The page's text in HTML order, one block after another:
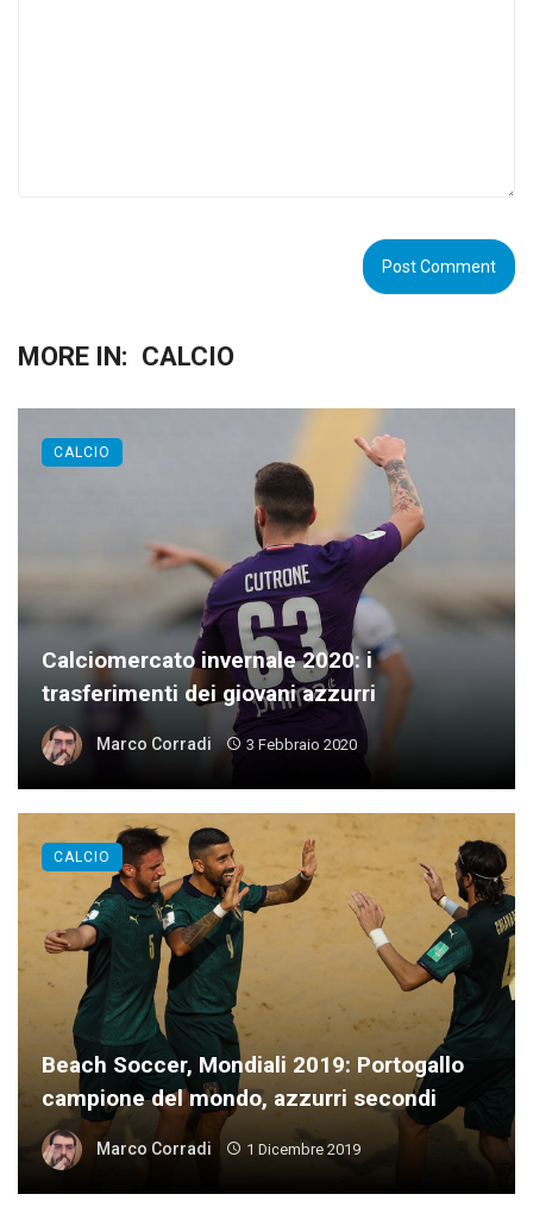
MORE IN: CALCIO
Calciomercato invernale 2020: i
trasferimenti dei giovani azzurri
Marco Corradi 3 Febbraio 2020
CALCIO
Beach Soccer, Mondiali 2019: Portogallo
campione del mondo, azzurri secondi
Marco Corradi 1 Dicembre 2019
CALCIO